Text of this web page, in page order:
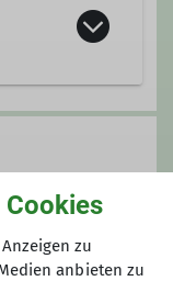
zu
anbieten zu